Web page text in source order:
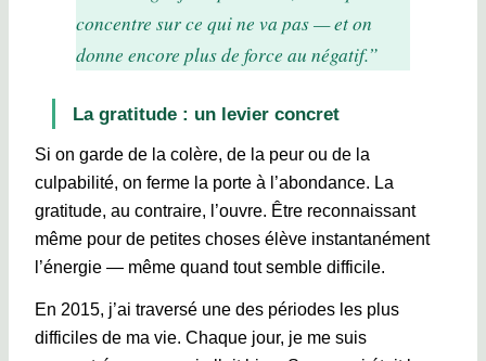
concentre sur ce qui ne va pas — et on
donne encore plus de force au négatif.”
La gratitude : un levier concret
Si on garde de la colère, de la peur ou de la
culpabilité, on ferme la porte à l’abondance. La
gratitude, au contraire, l’ouvre. Être reconnaissant
même pour de petites choses élève instantanément
l’énergie — même quand tout semble difficile.
En 2015, j’ai traversé une des périodes les plus
difficiles de ma vie. Chaque jour, je me suis